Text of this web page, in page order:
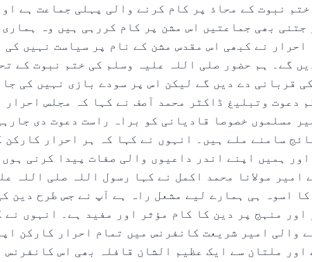
ختم نبوت کے محاذ پر کام کرنے والی پہلی جماعت ہے
جتنی بھی جماعتیں اس مشن پر کام کررہی ہیں وہ
احرار نے کبھی اس مقدس مشن کے نام پر سیاست نہیں کی
گے۔ ہم حضور صلی اللہ علیہ وسلم کی ختم نبوت کے
قربانی دے دیں گے لیکن اس پر سودے بازی نہیں کی
دعوت وتبلیغ ڈاکٹر محمد آصف نے کہا کہ مجلس
مسلموں خصوصا قادیانی کو براہ راست دعوت دی
سامنے ملے ہیں۔ انہوں نے کہا کہ ہر احرار کارکن
اور ہمیں اپنے اندر داعیوں والی صفات پیدا کرنی ہوں
امیر مولانا محمد اکمل نے کہا رسول اللہ صلی اللہ
اسوہ ہی ہمارے لیے مشعل راہ ہے آپ نے جس طرح دین
والی امیر شریعت کانفرنس میں تمام احرار کارکن
اور ملتان سے ایک عظیم الشان قافلہ بھی اس کانفرنس